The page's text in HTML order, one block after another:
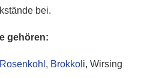
bei.
gehören:
Rosenkohl , Brokkoli, Wirsing